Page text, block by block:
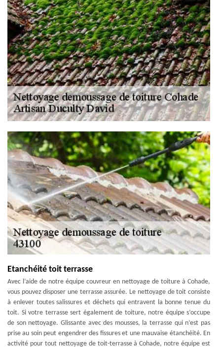
Etanchéité toit terrasse
Avec l’aide de notre équipe couvreur en nettoyage de toiture à Cohade,
vous pouvez disposer une terrasse assurée. Le nettoyage de toit consiste
à enlever toutes salissures et déchets qui entravent la bonne tenue du
toit. Si votre terrasse sert également de toiture, notre équipe s’occupe
de son nettoyage. Glissante avec des mousses, la terrasse qui n’est pas
prise au soin peut engendrer des fissures et une mauvaise étanchéité. En
activité pour tout nettoyage de toit-terrasse à Cohade, notre équipe est